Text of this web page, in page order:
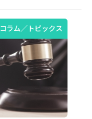
コラム／トピックス